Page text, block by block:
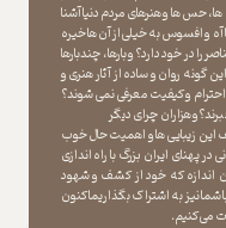
، حس ها و هنرهای مردم دنیا آشنا
آه و افسوس به خیلی از آن ها خیره
را در خود دارد؟ و بارها ، چندبارها
گونه روان و ساده از آثار هنری و
احترام و کیفیت معرفی نمی شوند؟
هزاران چرای دیگر
زیبایی ها و اهمیت حال خوب
در پهنای ایران بزرگ با راه اندازی
اندازه که خود از کشف و شهود
شما نیز به اشتراک بگذاریماکنون
می کنیم.